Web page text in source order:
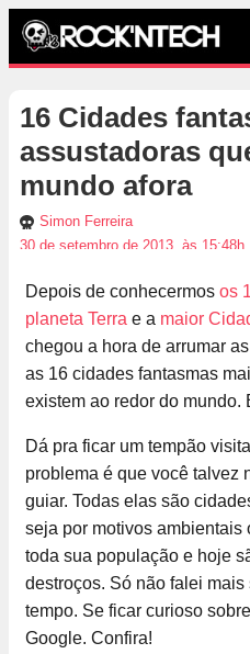
16 Cidades
assustadoras
mundo afora
Simon Ferreira
30 de setembro de 2013, às 15:48h
Depois de conhecermos os
planeta Terra e a maior
chegou a hora de arrumar
as 16 cidades fantasmas
existem ao redor do mundo.
Dá pra ficar um tempão
problema é que você talvez
guiar. Todas elas são
seja por motivos ambientais
toda sua população e hoje
destroços. Só não falei
tempo. Se ficar curioso
Google. Confira!